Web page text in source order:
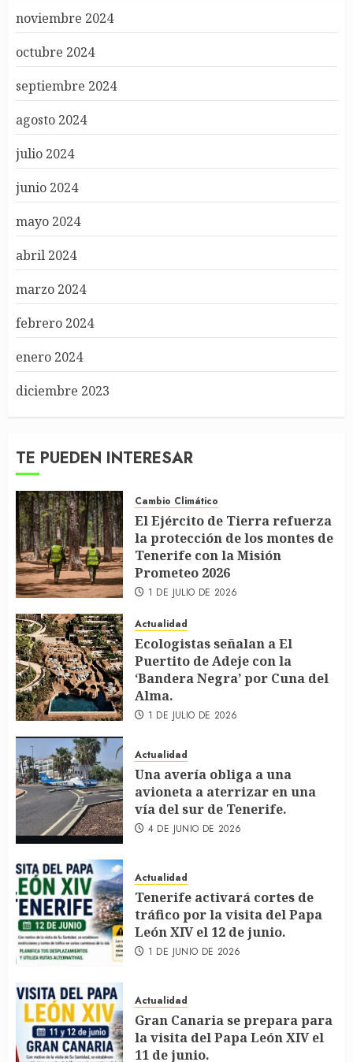
noviembre 2024
octubre 2024
septiembre 2024
agosto 2024
julio 2024
junio 2024
mayo 2024
abril 2024
marzo 2024
febrero 2024
enero 2024
diciembre 2023
TE PUEDEN INTERESAR
Cambio Climático
El Ejército de Tierra refuerza
la protección de los montes de
Tenerife con la Misión
Prometeo 2026
1 DE JULIO DE 2026
Actualidad
Ecologistas señalan a El
Puertito de Adeje con la
‘Bandera Negra’ por Cuna del
Alma.
1 DE JULIO DE 2026
Actualidad
Una avería obliga a una
avioneta a aterrizar en una
vía del sur de Tenerife.
4 DE JUNIO DE 2026
Actualidad
Tenerife activará cortes de
tráfico por la visita del Papa
León XIV el 12 de junio.
1 DE JUNIO DE 2026
Actualidad
Gran Canaria se prepara para
la visita del Papa León XIV el
11 de junio.